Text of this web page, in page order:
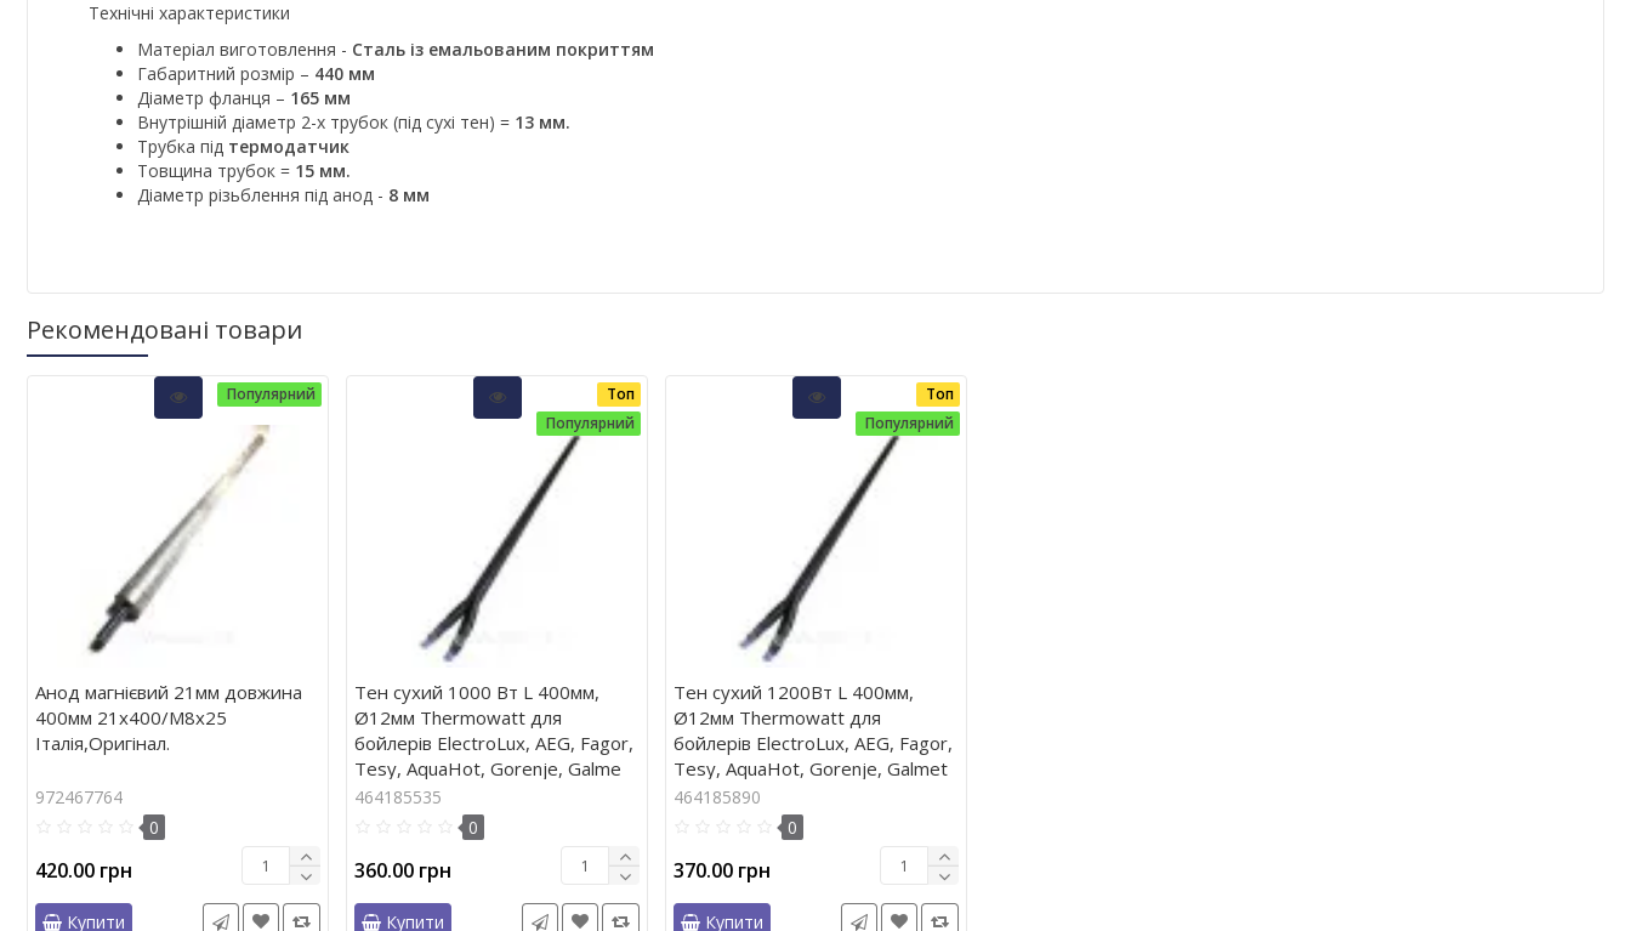
Технічні характеристики
Матеріал виготовлення - Сталь із емальованим покриттям
Габаритний розмір – 440 мм
Діаметр фланця – 165 мм
Внутрішній діаметр 2-х трубок (під сухі тен) = 13 мм.
Трубка під термодатчик
Товщина трубок = 15 мм.
Діаметр різьблення під анод - 8 мм
Рекомендовані товари
Популярний
Анод магнієвий 21мм довжина
400мм 21х400/М8х25
Італія,Оригінал.
972467764
0
420.00 грн
Купити
Топ
Популярний
Тен сухий 1000 Вт L 400мм,
Ø12мм Thermowatt для
бойлерів ElectroLux, AEG, Fagor,
Tesy, AquaHot, Gorenje, Galme
464185535
0
360.00 грн
Купити
Топ
Популярний
Тен сухий 1200Вт L 400мм,
Ø12мм Thermowatt для
бойлерів ElectroLux, AEG, Fagor,
Tesy, AquaHot, Gorenje, Galmet
464185890
0
370.00 грн
Купити